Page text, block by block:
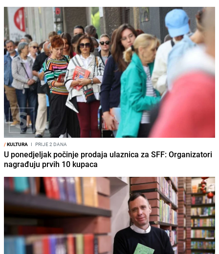
/KULTURA I PRIJE 2 DANA
U ponedjeljak počinje prodaja ulaznica za SFF: Organizatori
nagrađuju prvih 10 kupaca